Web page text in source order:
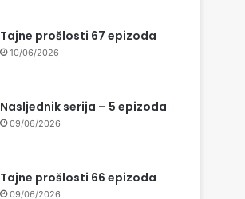
Tajne prošlosti 67 epizoda
10/06/2026
Nasljednik serija – 5 epizoda
09/06/2026
Tajne prošlosti 66 epizoda
09/06/2026